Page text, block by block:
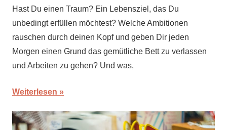
Hast Du einen Traum? Ein Lebensziel, das Du
unbedingt erfüllen möchtest? Welche Ambitionen
rauschen durch deinen Kopf und geben Dir jeden
Morgen einen Grund das gemütliche Bett zu verlassen
und Arbeiten zu gehen? Und was,
Weiterlesen